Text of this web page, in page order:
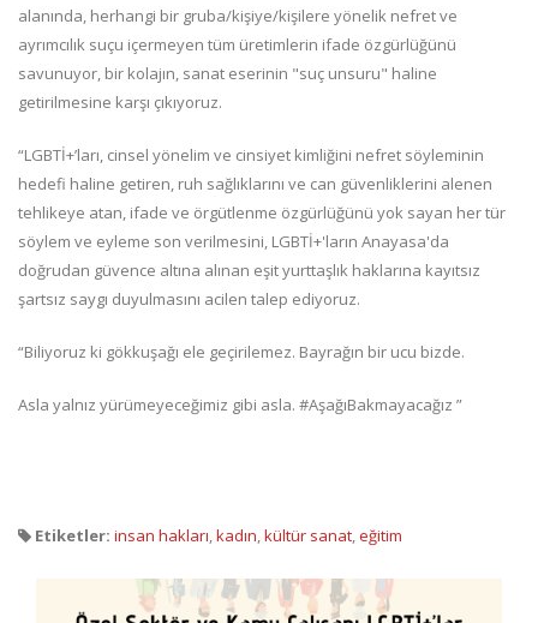
alanında, herhangi bir gruba/kişiye/kişilere yönelik nefret ve
ayrımcılık suçu içermeyen tüm üretimlerin ifade özgürlüğünü
savunuyor, bir kolajın, sanat eserinin "suç unsuru" haline
getirilmesine karşı çıkıyoruz.
“LGBTİ+’ları, cinsel yönelim ve cinsiyet kimliğini nefret söyleminin
hedefi haline getiren, ruh sağlıklarını ve can güvenliklerini alenen
tehlikeye atan, ifade ve örgütlenme özgürlüğünü yok sayan her tür
söylem ve eyleme son verilmesini, LGBTİ+'ların Anayasa'da
doğrudan güvence altına alınan eşit yurttaşlık haklarına kayıtsız
şartsız saygı duyulmasını acilen talep ediyoruz.
“Biliyoruz ki gökkuşağı ele geçirilemez. Bayrağın bir ucu bizde.
Asla yalnız yürümeyeceğimiz gibi asla. #AşağıBakmayacağız ”
Etiketler: insan hakları,kadın,kültür sanat,eğitim